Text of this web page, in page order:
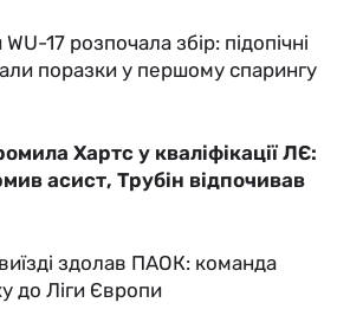
17 розпочала збір: підопічні
поразки у першому спарингу
Хартс у кваліфікації ЛЄ:
асист, Трубін відпочивав
здолав ПАОК: команда
до Ліги Європи